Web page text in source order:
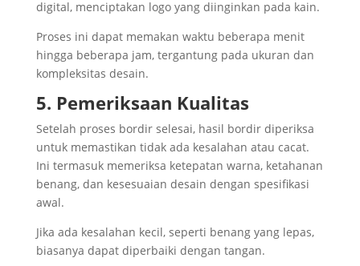
digital, menciptakan logo yang diinginkan pada kain.
Proses ini dapat memakan waktu beberapa menit
hingga beberapa jam, tergantung pada ukuran dan
kompleksitas desain.
5. Pemeriksaan Kualitas
Setelah proses bordir selesai, hasil bordir diperiksa
untuk memastikan tidak ada kesalahan atau cacat.
Ini termasuk memeriksa ketepatan warna, ketahanan
benang, dan kesesuaian desain dengan spesifikasi
awal.
Jika ada kesalahan kecil, seperti benang yang lepas,
biasanya dapat diperbaiki dengan tangan.